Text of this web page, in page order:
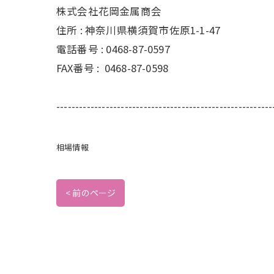
株式会社花岡金属商会
住所 : 神奈川県横須賀市佐原1-1-47
電話番号 : 0468-87-0597
FAX番号 : 0468-87-0598
相場情報
< 前のページ